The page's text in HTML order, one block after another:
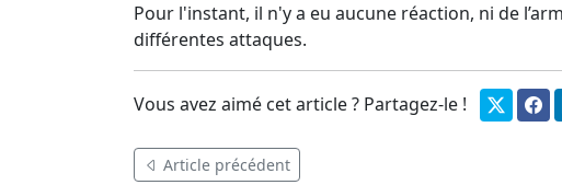
Pour l'instant, il n'y a eu aucune réaction, ni de
différentes attaques.
Vous avez aimé cet article ? Partagez-le !
Article précédent